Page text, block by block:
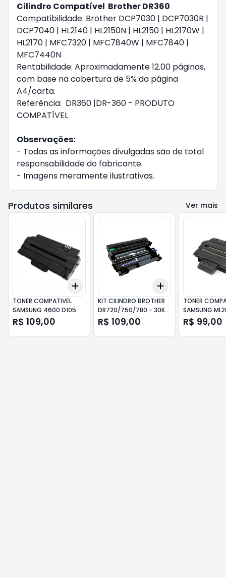
Cilindro Compatível Brother DR360
Compatibilidade: Brother DCP7030 | DCP7030R |
DCP7040 | HL2140 | HL2150N | HL2150 | HL2170W |
HL2170 | MFC7320 | MFC7840W | MFC7840 |
MFC7440N
Rentabilidade: Aproximadamente 12.00 páginas,
com base na cobertura de 5% da página
A4/carta.
​Referência: DR360 |DR-360 - PRODUTO
COMPATÍVEL
Observações:
- Todas as informações divulgadas são de total
responsabilidade do fabricante.
- Imagens meramente ilustrativas.
Produtos similares Ver mais
Add
TONER COMPATIVEL
SAMSUNG 4600 D105
R$ 109,00
Add
KIT CILINDRO BROTHER
DR720/750/780 - 30K
DRUM
R$ 109,00
TONER
SAMSUNG
SAM ML2850
R$ 99,00